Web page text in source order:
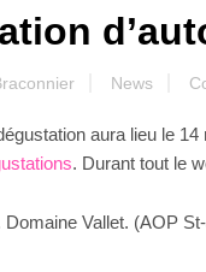
News
aura lieu le
. Durant tout le
Domaine Vallet. (AOP